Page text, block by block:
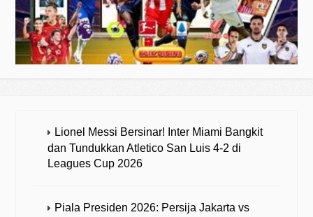
Lionel Messi Bersinar! Inter Miami Bangkit
dan Tundukkan Atletico San Luis 4-2 di
Leagues Cup 2026
Piala Presiden 2026: Persija Jakarta vs